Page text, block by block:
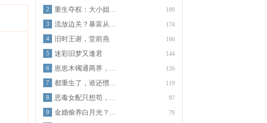
199
2 重生夺权：大小姐...
174
3 流放边关？暴富从...
160
4 旧时王谢，堂前燕
144
5 迷彩旧梦又逢君
126
6 崽崽木镯通两界，...
119
7 都重生了，谁还惯...
97
8 恶毒女配只想苟，...
79
9 金婚偷养白月光？...